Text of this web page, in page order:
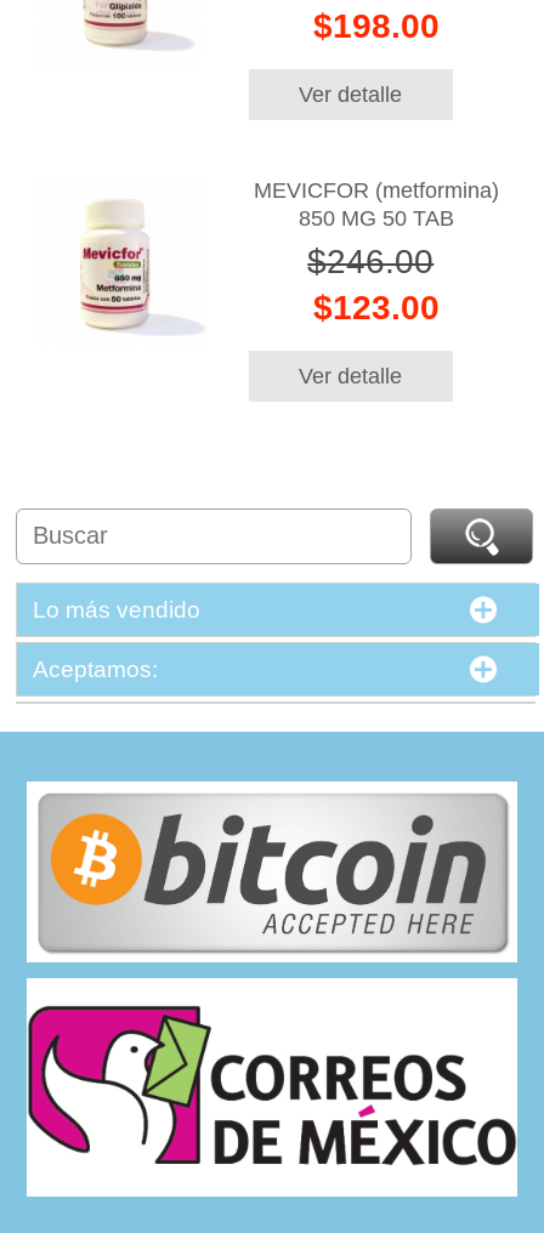
$198.00
Ver detalle
MEVICFOR (metformina)
850 MG 50 TAB
$246.00
$123.00
Ver detalle
Lo más vendido
Aceptamos: